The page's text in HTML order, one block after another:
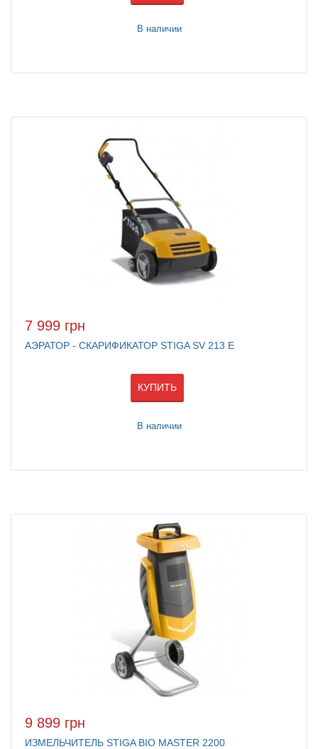
В наличии
7 999 грн
АЭРАТОР - СКАРИФИКАТОР STIGA SV 213 E
КУПИТЬ
В наличии
9 899 грн
ИЗМЕЛЬЧИТЕЛЬ STIGA BIO MASTER 2200